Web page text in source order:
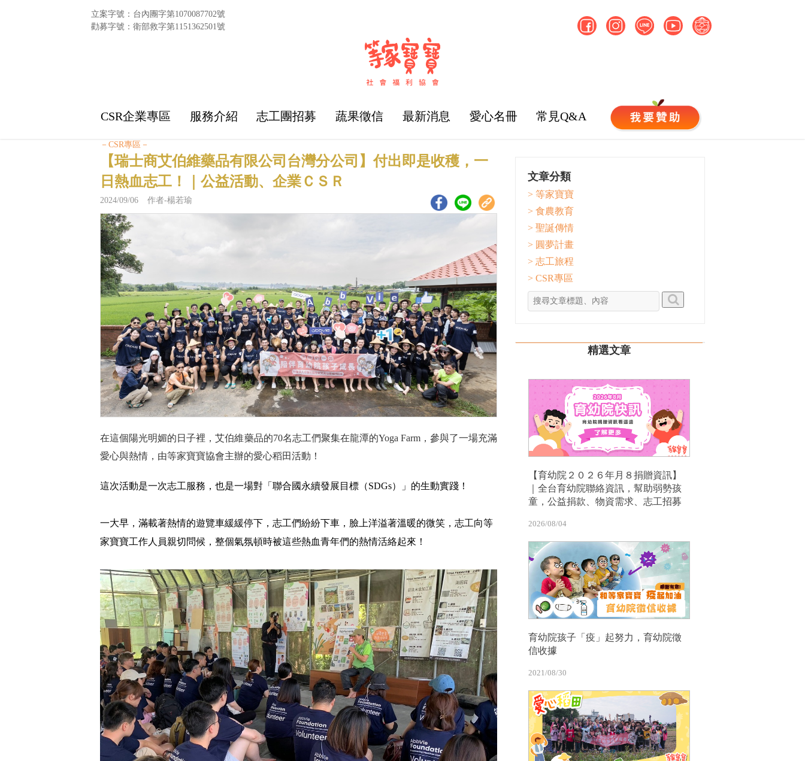
立案字號：台內團字第1070087702號
勸募字號：衛部救字第1151362501號
CSR企業專區 服務介紹 志工團招募 蔬果徵信 最新消息 愛心名冊 常見Q&A
－CSR專區－
【瑞士商艾伯維藥品有限公司台灣分公司】付出即是收穫，一
日熱血志工！｜公益活動、企業ＣＳＲ
2024/09/06 作者-楊若瑜
在這個陽光明媚的日子裡，艾伯維藥品的70名志工們聚集在龍潭的Yoga Farm，參與了一場充滿
愛心與熱情，由等家寶寶協會主辦的愛心稻田活動！
這次活動是一次志工服務，也是一場對「聯合國永續發展目標（SDGs）」的生動實踐！
一大早，滿載著熱情的遊覽車緩緩停下，志工們紛紛下車，臉上洋溢著溫暖的微笑，志工向等
家寶寶工作人員親切問候，整個氣氛頓時被這些熱血青年們的熱情活絡起來！
文章分類
> 等家寶寶
> 食農教育
> 聖誕傳情
> 圓夢計畫
> 志工旅程
> CSR專區
精選文章
【育幼院２０２６年月８捐贈資訊】
｜全台育幼院聯絡資訊，幫助弱勢孩
童，公益捐款、物資需求、志工招募
2026/08/04
育幼院孩子「疫」起努力，育幼院徵
信收據
2021/08/30